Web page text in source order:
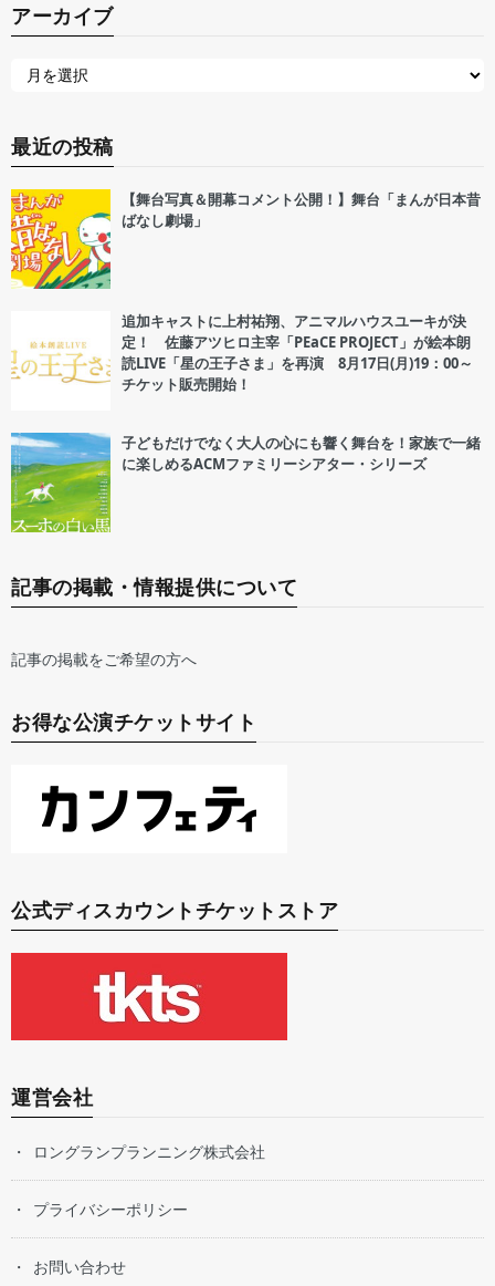
アーカイブ
最近の投稿
【舞台写真＆開幕コメント公開！】舞台「まんが日本昔
ばなし劇場」
追加キャストに上村祐翔、アニマルハウスユーキが決
定！ 佐藤アツヒロ主宰「PEaCE PROJECT」が絵本朗
読LIVE「星の王子さま」を再演 8月17日(月)19：00～
チケット販売開始！
子どもだけでなく大人の心にも響く舞台を！家族で一緒
に楽しめるACMファミリーシアター・シリーズ
記事の掲載・情報提供について
記事の掲載をご希望の方へ
お得な公演チケットサイト
公式ディスカウントチケットストア
運営会社
ロングランプランニング株式会社
プライバシーポリシー
お問い合わせ